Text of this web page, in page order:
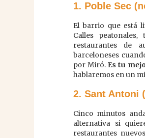
1. Poble Sec
El barrio que está
Calles
restaurantes de
barceloneses
por Miró. Es tu
hablaremos en un
2. Sant Antoni
Cinco minutos
alternativa si
restaurantes